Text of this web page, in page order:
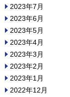
2023年7月
2023年6月
2023年5月
2023年4月
2023年3月
2023年2月
2023年1月
2022年12月